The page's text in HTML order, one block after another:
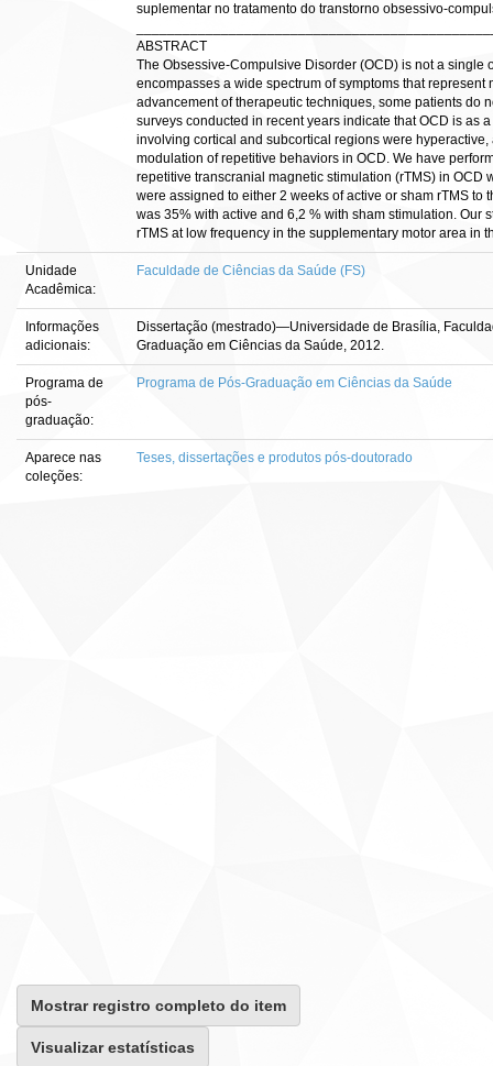
suplementar no tratamento do transtorno obsessivo-
ABSTRACT
The Obsessive-Compulsive Disorder (OCD) is not a single
encompasses a wide spectrum of symptoms that
advancement of therapeutic techniques, some patients do
surveys conducted in recent years indicate that OCD is as
involving cortical and subcortical regions were
modulation of repetitive behaviors in OCD. We have
repetitive transcranial magnetic stimulation (rTMS) in OCD
were assigned to either 2 weeks of active or sham rTMS to
was 35% with active and 6,2 % with sham stimulation. Our
rTMS at low frequency in the supplementary motor area in
Unidade
Acadêmica:
Faculdade de Ciências da Saúde (FS)
Informações
adicionais:
Dissertação (mestrado)—Universidade de Brasília,
Graduação em Ciências da Saúde, 2012.
Programa de
pós-
graduação:
Programa de Pós-Graduação em Ciências da Saúde
Aparece nas
coleções:
Teses, dissertações e produtos pós-doutorado
Mostrar registro completo do item
Visualizar estatísticas